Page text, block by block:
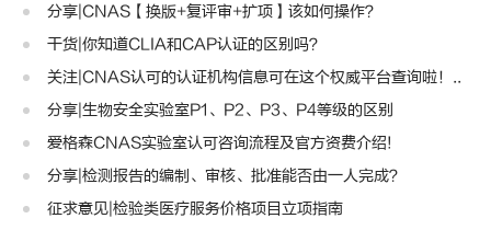
分享|CNAS【换版+复评审+扩项】该如何操作？
干货|你知道CLIA和CAP认证的区别吗？
关注|CNAS认可的认证机构信息可在这个权威平台查询啦！..
分享|生物安全实验室P1、P2、P3、P4等级的区别
爱格森CNAS实验室认可咨询流程及官方资费介绍!
分享|检测报告的编制、审核、批准能否由一人完成？
征求意见|检验类医疗服务价格项目立项指南